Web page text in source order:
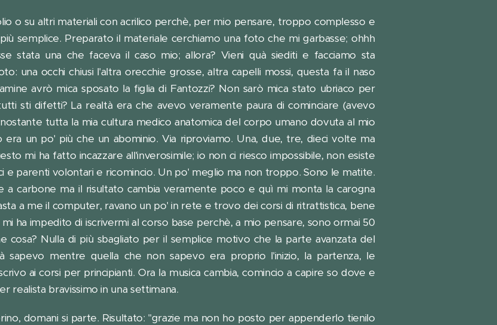
o su altri materiali con acrilico perchè, per mio pensare, troppo complesso e
semplice. Preparato il materiale cerchiamo una foto che mi garbasse; ohhh
stata una che faceva il caso mio; allora? Vieni quà siediti e facciamo sta
una occhi chiusi l'altra orecchie grosse, altra capelli mossi, questa fa il naso
avrò mica sposato la figlia di Fantozzi? Non sarò mica stato ubriaco per
sti difetti? La realtà era che avevo veramente paura di cominciare (avevo
tutta la mia cultura medico anatomica del corpo umano dovuta al mio
un po' più che un abominio. Via riproviamo. Una, due, tre, dieci volte ma
mi ha fatto incazzare all'inverosimile; io non ci riesco impossibile, non esiste
e parenti volontari e ricomincio. Un po' meglio ma non troppo. Sono le matite.
carbone ma il risultato cambia veramente poco e quì mi monta la carogna
a me il computer, ravano un po' in rete e trovo dei corsi di ritrattistica, bene
ha impedito di iscrivermi al corso base perchè, a mio pensare, sono ormai 50
cosa? Nulla di più sbagliato per il semplice motivo che la parte avanzata del
sapevo mentre quella che non sapevo era proprio l'inizio, la partenza, le
ai corsi per principianti. Ora la musica cambia, comincio a capire so dove e
realista bravissimo in una settimana.
domani si parte. Risultato: "grazie ma non ho posto per appenderlo tienilo